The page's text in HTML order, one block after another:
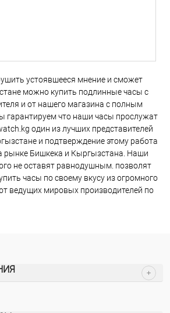
устоявшееся мнение и сможет
можно купить подлинные часы с
и от нашего магазина с полным
гарантируем что наши часы прослужат
один из лучших представителей
и подтверждение этому работа
рынке Бишкека и Кыргызстана. Наши
не оставят равнодушным. позволят
часы по своему вкусу из огромного
ведущих мировых производителей по